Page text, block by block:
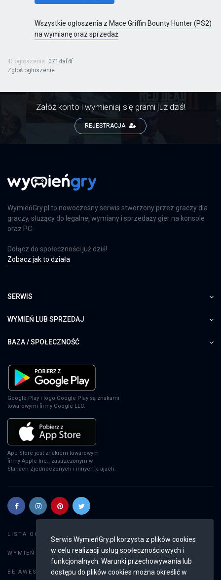
Serwis WymieńGry.pl korzysta z plików cookies
w celu realizacji usług społecznościowych i
funkcjonalnych. Warunki przechowywania lub
dostępu do plików cookies można określić w
PS4
Far Cry 6: Ultimate Edition
Far Cry 6: Limited Edition
PS4
Farming Simulator 25
PS5
XSX
EA Sports FC 24
PS4
EA Sports FC 24
XSX
EA Sports FC 24
PS5
EA Sports FC 24
SWITCH
Wszystkie ogłoszenia z Mace Griffin Bounty Hunter (PS2)
na wymianę oraz sprzedaż
ID ogłoszenia
0714af4f
Zgłoś ogłoszenie
Załóż konto i wymieniaj się grami już dziś!
REJESTRACJA
WymieńGry.pl to nowoczesny serwis stworzony przez graczy dla
graczy, służący do legalnej wymiany i sprzedaży gier na konsole
oraz PC.
Dołącz do społeczności już dziś!
Zobacz jak to działa
SERWIS
WYMIEŃ LUB SPRZEDAJ
BAZA / SPOŁECZNOŚĆ
Google Play i logo Google Play są znakami
towarowymi firmy Google LLC.
App Store jest znakiem towarowym
firmy Apple Inc., zastrzeżonym w
Stanach Zjednoczonych i innych krajach.
LISTA OGŁOSZEŃ:
WYMIEŃ GRY: Dodaj ogłoszenie
BE AWESOME: Weryfikacja konta